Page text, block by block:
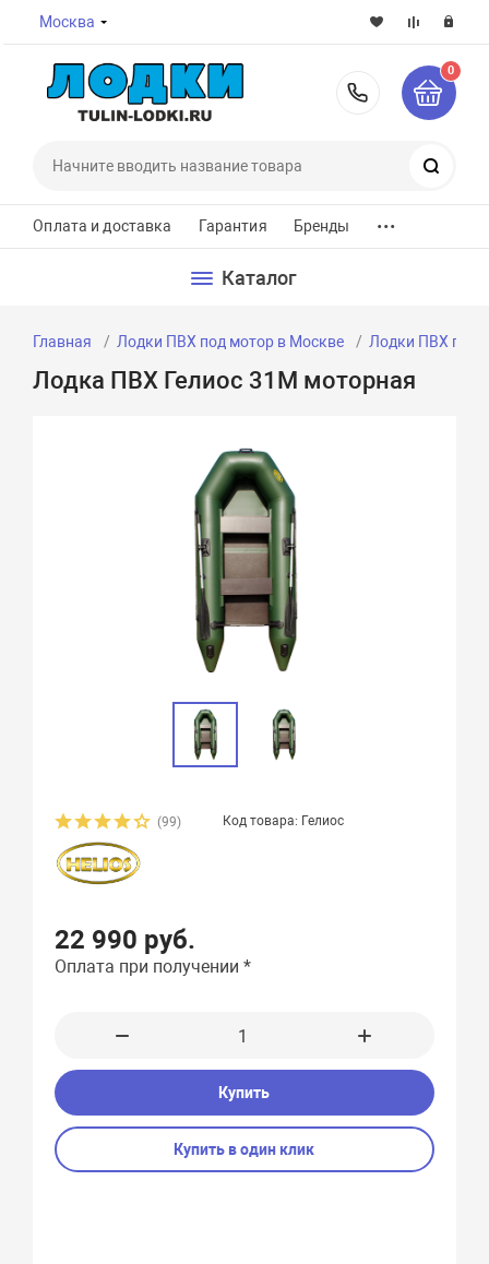
Москва
8-800-
0
Оплата и доставка Гарантия Бренды ...
Каталог
Главная Лодки ПВХ под мотор в Москве Лодки ПВХ под
Лодка ПВХ Гелиос 31М моторная
(99) Код товара: Гелиос
22 990 руб.
Оплата при получении *
Купить
Купить в один клик